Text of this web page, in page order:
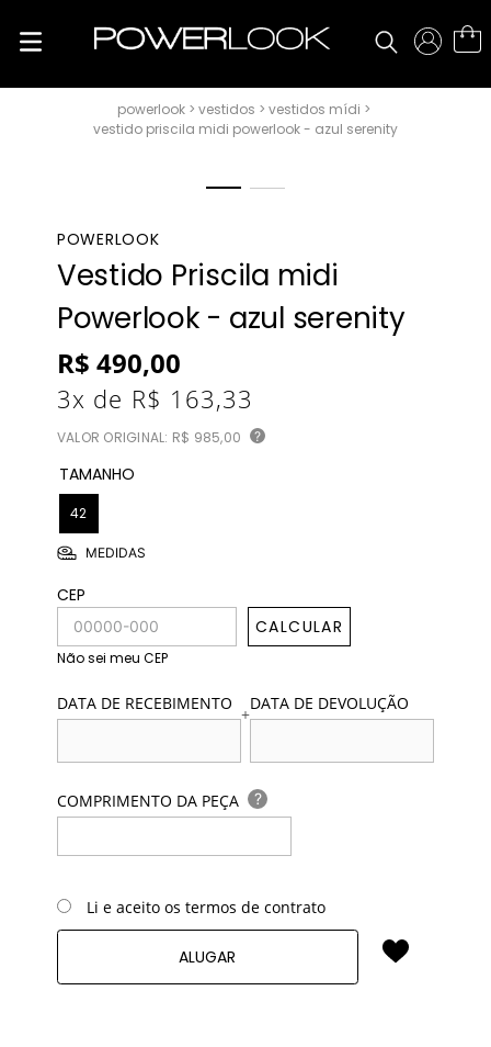
vestidos
vestidos mídi
vestido priscila midi powerlook - azul serenity
POWERLOOK
Vestido Priscila midi
Powerlook - azul serenity
R$ 490,00
3x de R$ 163,33
VALOR ORIGINAL: R$ 985,00 ?
TAMANHO
42
MEDIDAS
CEP
CALCULAR
Não sei meu CEP
DATA DE RECEBIMENTO +DATA DE DEVOLUÇÃO
COMPRIMENTO DA PEÇA ?
Li e aceito os termos de contrato
ALUGAR